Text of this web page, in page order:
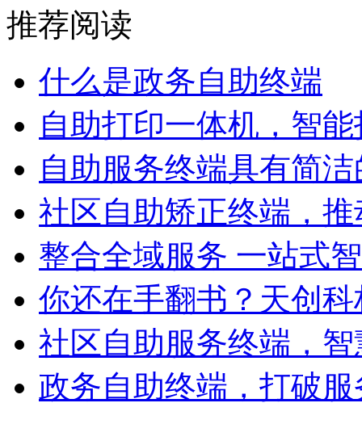
推荐阅读
什么是政务自助终端
自助打印一体机，智
自助服务终端具有简
社区自助矫正终端，推
整合全域服务 一站式
你还在手翻书？天创科
社区自助服务终端，智
政务自助终端，打破服